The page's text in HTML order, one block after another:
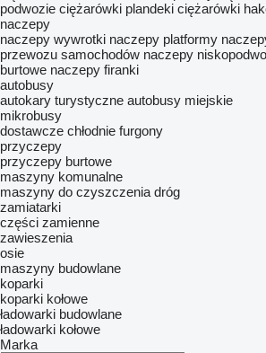
podwozie ciężarówki plandeki ciężarówki
naczepy
naczepy wywrotki naczepy platformy
przewozu samochodów naczepy
burtowe naczepy firanki
autobusy
autokary turystyczne autobusy miejskie
mikrobusy
dostawcze chłodnie furgony
przyczepy
przyczepy burtowe
maszyny komunalne
maszyny do czyszczenia dróg
zamiatarki
części zamienne
zawieszenia
osie
maszyny budowlane
koparki
koparki kołowe
ładowarki budowlane
ładowarki kołowe
Marka